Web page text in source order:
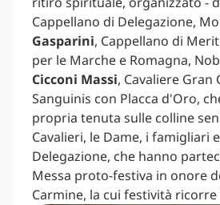
Cappellano di Delegazione,
Gasparini, Cappellano di
per le Marche e Romagna,
Cicconi Massi, Cavaliere Gran
Sanguinis con Placca d'Oro,
propria tenuta sulle colline
Cavalieri, le Dame, i famigliari
Delegazione, che hanno
Messa proto-festiva in onore
Carmine, la cui festività ricorre